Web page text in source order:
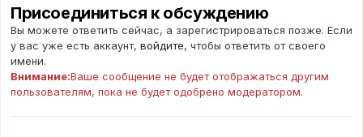
Присоединиться к обсуждению
Вы можете ответить сейчас, а зарегистрироваться позже. Если
у вас уже есть аккаунт, войдите, чтобы ответить от своего
имени.
Внимание:Ваше сообщение не будет отображаться другим
пользователям, пока не будет одобрено модератором.